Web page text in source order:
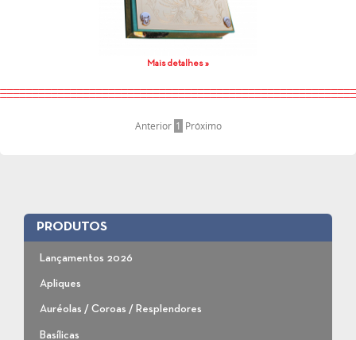
Mais detalhes »
Anterior 1 Próximo
PRODUTOS
Lançamentos 2026
Apliques
Auréolas / Coroas / Resplendores
Basílicas